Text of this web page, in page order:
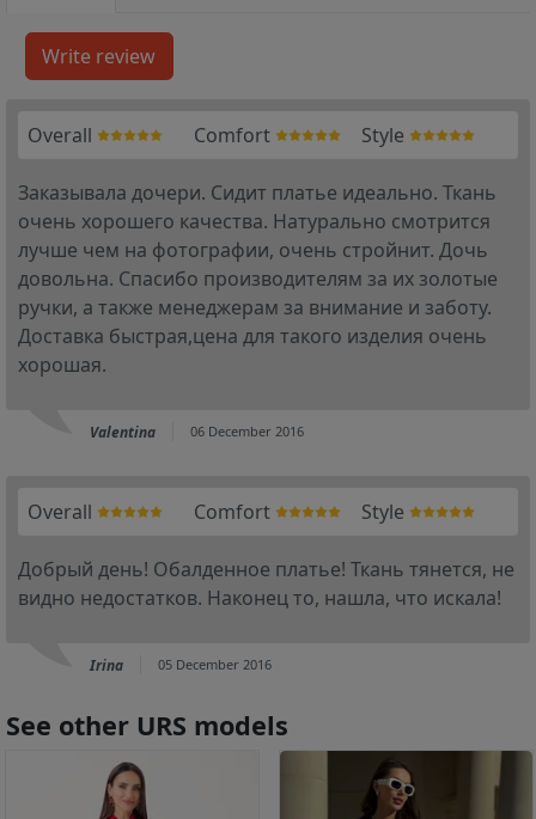
Overall Comfort Style
Заказывала дочери. Сидит платье идеально. Ткань
очень хорошего качества. Натурально смотрится
лучше чем на фотографии, очень стройнит. Дочь
довольна. Спасибо производителям за их золотые
ручки, а также менеджерам за внимание и заботу.
Доставка быстрая,цена для такого изделия очень
хорошая.
Valentina 06 December 2016
Overall Comfort Style
Добрый день! Обалденное платье! Ткань тянется, не
видно недостатков. Наконец то, нашла, что искала!
Irina 05 December 2016
See other URS models